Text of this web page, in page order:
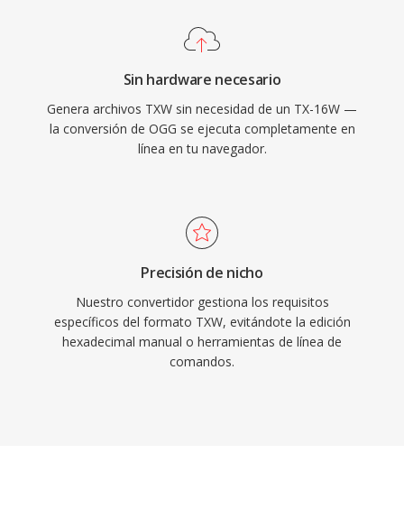
Sin hardware necesario
Genera archivos TXW sin necesidad de un TX-16W —
la conversión de OGG se ejecuta completamente en
línea en tu navegador.
Precisión de nicho
Nuestro convertidor gestiona los requisitos
específicos del formato TXW, evitándote la edición
hexadecimal manual o herramientas de línea de
comandos.